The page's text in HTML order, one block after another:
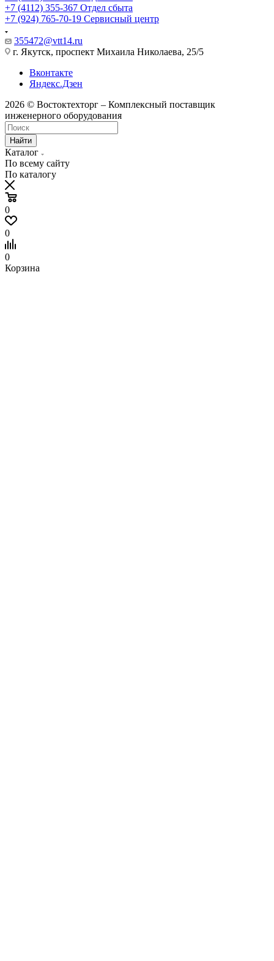
+7 (4112) 355-367 Отдел сбыта
+7 (924) 765-70-19 Сервисный центр
355472@vtt14.ru
г. Якутск, проспект Михаила Николаева, 25/5
Вконтакте
Яндекс.Дзен
2026 © Востоктехторг – Комплексный поставщик
инженерного оборудования
Найти
Каталог
По всему сайту
По каталогу
0
0
0
Корзина